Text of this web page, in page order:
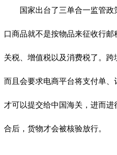
国家出台了三单合一监管政
口商品就不是按物品来征收行
关税、增值税以及消费税了。跨
而且会要求电商平台将支付单
才可以提交给中国海关，进而进
合后，货物才会被核验放行。